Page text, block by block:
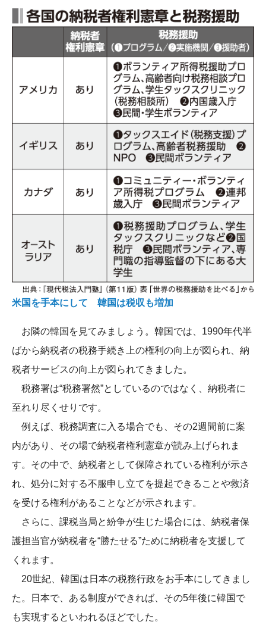
米国を手本にして 韓国は税収も増加
お隣の韓国を見てみましょう。韓国では、1990年代半
ばから納税者の税務手続き上の権利の向上が図られ、納
税者サービスの向上が図られてきました。
税務署は“税務署然”としているのではなく、納税者に
至れり尽くせりです。
例えば、税務調査に入る場合でも、その2週間前に案
内があり、その場で納税者権利憲章が読み上げられま
す。その中で、納税者として保障されている権利が示さ
れ、処分に対する不服申し立てを提起できることや救済
を受ける権利があることなどが示されます。
さらに、課税当局と紛争が生じた場合には、納税者保
護担当官が納税者を“勝たせる”ために納税者を支援して
くれます。
20世紀、韓国は日本の税務行政をお手本にしてきまし
た。日本で、ある制度ができれば、その5年後に韓国で
も実現するといわれるほどでした。